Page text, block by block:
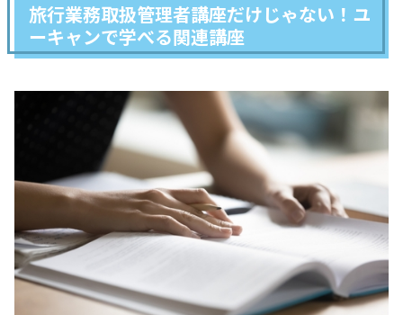
旅行業務取扱管理者講座だけじゃない！ユ
ーキャンで学べる関連講座